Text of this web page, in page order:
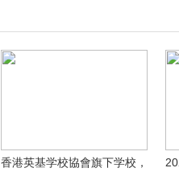
香港英基学校協會旗下学校，